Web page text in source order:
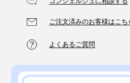
ご注文済みのお客様はこち
よくあるご質問